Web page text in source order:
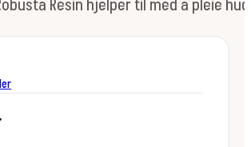
Resin hjelper til med å pleie